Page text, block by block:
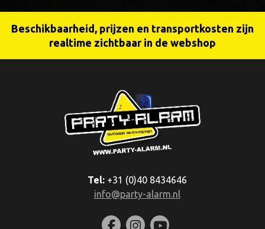
Beschikbaarheid, prijzen en transportkosten zijn
realtime zichtbaar in de webshop
Tel:+31 (0)40 8434646
info@party-alarm.nl